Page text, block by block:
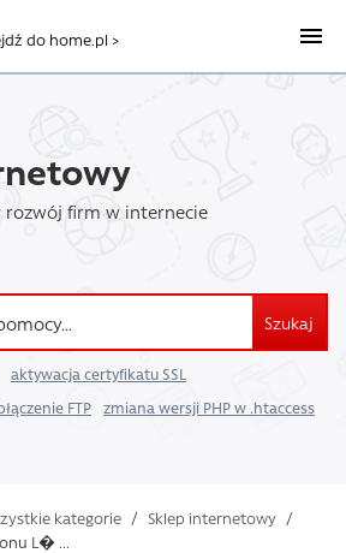
do home.pl >
rozwój firm w internecie
Szukaj
aktywacja certyfikatu SSL
FTP zmiana wersji PHP w .htaccess
kategorie / Sklep internetowy /
L� ...